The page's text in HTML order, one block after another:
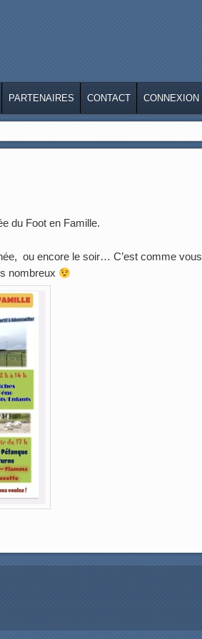
PARTENAIRES CONTACT CONNEXION
du Foot en Famille.
ou encore le soir… C’est comme vous
nombreux